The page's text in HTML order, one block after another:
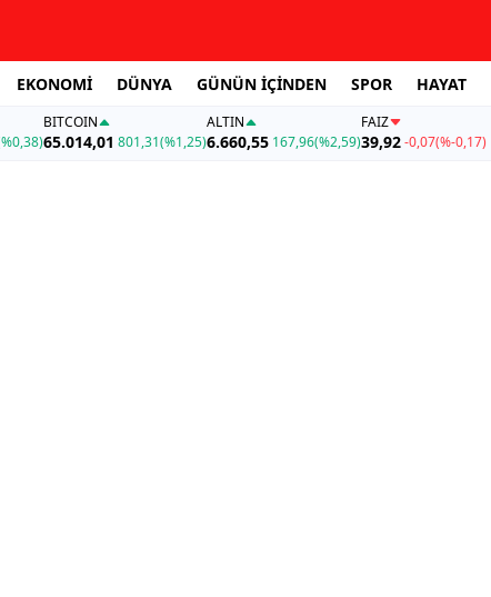
EKONOMİ DÜNYA GÜNÜN İÇİNDEN SPOR HAYAT
BITCOIN
65.014,01 801,31(%1,25)
ALTIN
6.660,55 167,96(%2,59)
FAİZ
39,92-0,07(%-0,17)